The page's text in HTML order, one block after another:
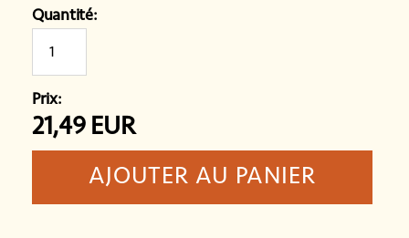
Quantité:
Prix:
21,49 EUR